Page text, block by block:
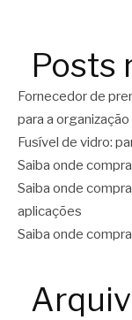
Posts
Fornecedor de
para a
Fusível de vidro:
Saiba onde
Saiba onde
aplicações
Saiba onde